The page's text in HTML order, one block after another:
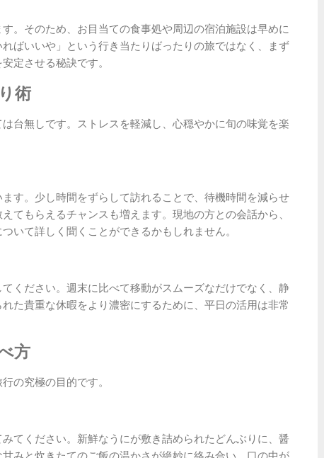
。そのため、お目当ての食事処や周辺の宿泊施設は早めに
ばいいや」という行き当たりばったりの旅ではなく、まず
定させる秘訣です。
術
台無しです。ストレスを軽減し、心穏やかに旬の味覚を楽
す。少し時間をずらして訪れることで、待機時間を減らせ
てもらえるチャンスも増えます。現地の方との会話から、
いて詳しく聞くことができるかもしれません。
ください。週末に比べて移動がスムーズなだけでなく、静
た貴重な休暇をより濃密にするために、平日の活用は非常
方
の究極の目的です。
てください。新鮮なうにが敷き詰められたどんぶりに、醤